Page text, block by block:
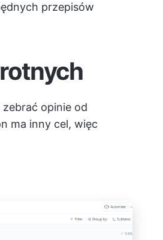
przepisów
opinie od
ma inny cel, więc